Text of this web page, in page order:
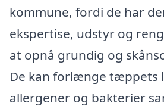
kommune, fordi de har
ekspertise, udstyr og
at opnå grundig og
De kan forlænge tæppets
allergener og bakterier